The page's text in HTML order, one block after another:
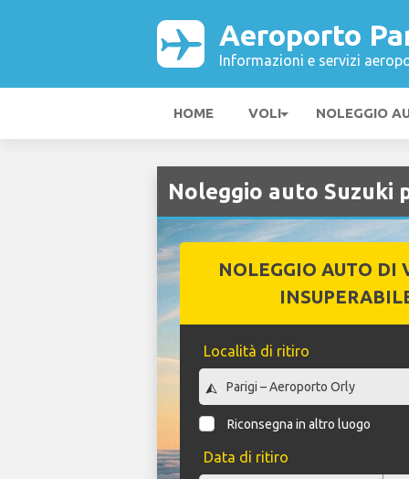
Aeroporto
Informazioni e servizi
HOME VOLI NOLEGGIO
Noleggio auto Suzuki
NOLEGGIO AUTO DI
Località di ritiro
Riconsegna in altro luogo
Data di ritiro